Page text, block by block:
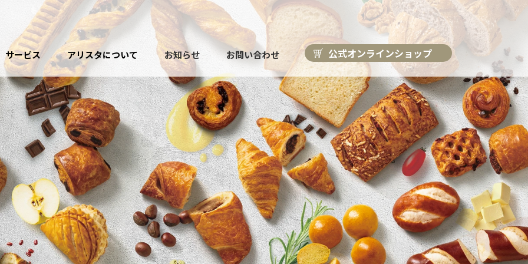
サービス アリスタについて お知らせ お問い合わせ 公式オンラインショップ